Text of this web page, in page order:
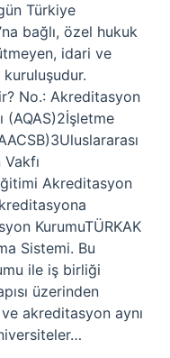
Türkiye
bağlı, özel hukuk
idari ve
No.: Akreditasyon
(AQAS)2İşletme
Akreditasyon
KurumuTÜRKAK
Sistemi. Bu
ile iş birliği
üzerinden
akreditasyon aynı